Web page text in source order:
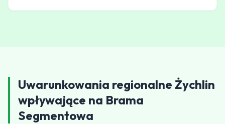
Uwarunkowania regionalne Żychlin
wpływające na Brama
Segmentowa